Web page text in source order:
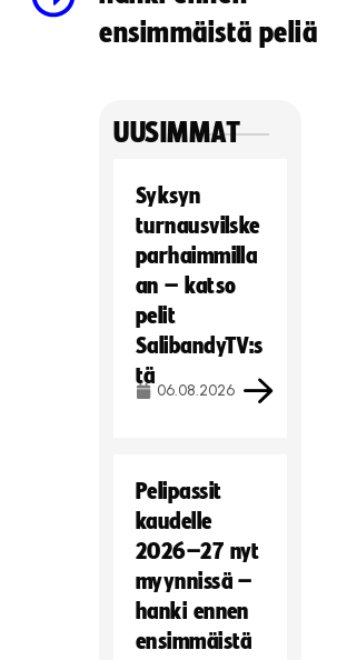
ensimmäistä peliä
UUSIMMAT
Syksyn
turnausvilske
parhaimmilla
an – katso
pelit
SalibandyTV:s
tä
06.08.2026
Pelipassit
kaudelle
2026–27 nyt
myynnissä –
hanki ennen
ensimmäistä